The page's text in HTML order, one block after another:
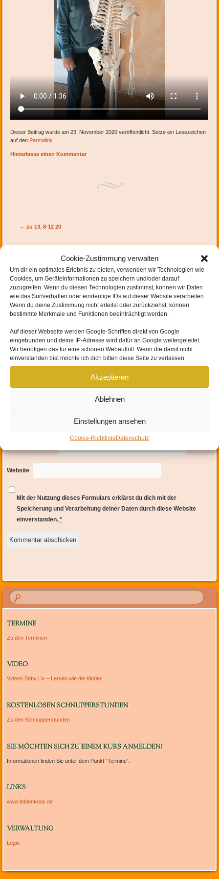
Cookie-Zustimmung verwalten
Um dir ein optimales Erlebnis zu bieten, verwenden wir Technologien wie
Cookies, um Geräteinformationen zu speichern und/oder darauf
zuzugreifen. Wenn du diesen Technologien zustimmst, können wir Daten
wie das Surfverhalten oder eindeutige IDs auf dieser Website verarbeiten.
Wenn du deine Zustimmung nicht erteilst oder zurückziehst, können
bestimmte Merkmale und Funktionen beeinträchtigt werden.
Auf dieser Webseite werden Google-Schriften direkt von Google
eingebunden und deine IP-Adresse wird dafür an Google weitergeleitet.
Wir benötigen das für eine schönen Webauftritt. Wenn die damit nicht
einverstanden bist möchte ich dich bitten diese Seite zu verlassen.
Akzeptieren
Ablehnen
Einstellungen ansehen
Cookie-Richtlinie Datenschutz
Dieser Beitrag wurde am 23. November 2020 veröffentlicht. Setze ein Lesezeichen
auf den Permalink
Hinterlasse einen Kommentar
Artikel-Navigation
← zu 13. 8-12 20
SCHREIBE EINEN KOMMENTAR
Deine E-Mail-Adresse wird nicht veröffentlicht. Erforderliche Felder sind mit
markiert
Website
Mit der Nutzung dieses Formulars erklärst du dich mit der
Speicherung und Verarbeitung deiner Daten durch diese Website
einverstanden. *
TERMINE
Zu den Terminen
VIDEO
Videos Baby Liv – Lernen wie die Kinder
KOSTENLOSEN SCHNUPPERSTUNDEN
Zu den Schnupperstunden
SIE MÖCHTEN SICH ZU EINEM KURS ANMELDEN?
Informationen finden Sie unter dem Punkt “Termine”.
LINKS
www.feldenkrais.de
VERWALTUNG
Login